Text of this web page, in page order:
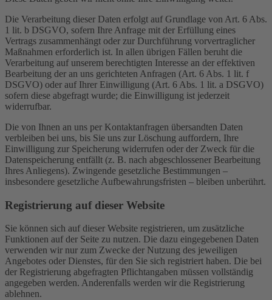
Die Verarbeitung dieser Daten erfolgt auf Grundlage von Art. 6 Abs.
1 lit. b DSGVO, sofern Ihre Anfrage mit der Erfüllung eines
Vertrags zusammenhängt oder zur Durchführung vorvertraglicher
Maßnahmen erforderlich ist. In allen übrigen Fällen beruht die
Verarbeitung auf unserem berechtigten Interesse an der effektiven
Bearbeitung der an uns gerichteten Anfragen (Art. 6 Abs. 1 lit. f
DSGVO) oder auf Ihrer Einwilligung (Art. 6 Abs. 1 lit. a DSGVO)
sofern diese abgefragt wurde; die Einwilligung ist jederzeit
widerrufbar.
Die von Ihnen an uns per Kontaktanfragen übersandten Daten
verbleiben bei uns, bis Sie uns zur Löschung auffordern, Ihre
Einwilligung zur Speicherung widerrufen oder der Zweck für die
Datenspeicherung entfällt (z. B. nach abgeschlossener Bearbeitung
Ihres Anliegens). Zwingende gesetzliche Bestimmungen –
insbesondere gesetzliche Aufbewahrungsfristen – bleiben unberührt.
Registrierung auf dieser Website
Sie können sich auf dieser Website registrieren, um zusätzliche
Funktionen auf der Seite zu nutzen. Die dazu eingegebenen Daten
verwenden wir nur zum Zwecke der Nutzung des jeweiligen
Angebotes oder Dienstes, für den Sie sich registriert haben. Die bei
der Registrierung abgefragten Pflichtangaben müssen vollständig
angegeben werden. Anderenfalls werden wir die Registrierung
ablehnen.